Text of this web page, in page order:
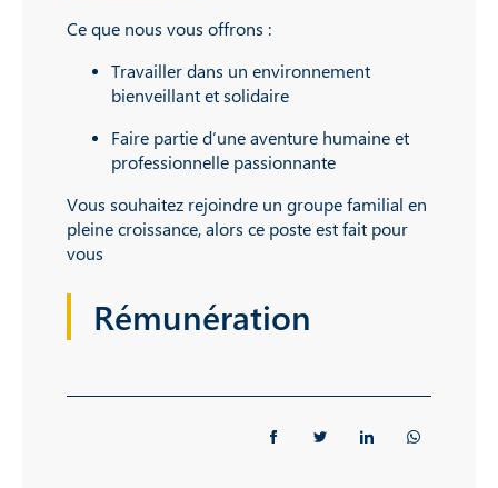
Ce que nous vous offrons :
Travailler dans un environnement
bienveillant et solidaire
Faire partie d’une aventure humaine et
professionnelle passionnante
Vous souhaitez rejoindre un groupe familial en
pleine croissance, alors ce poste est fait pour
vous
Rémunération